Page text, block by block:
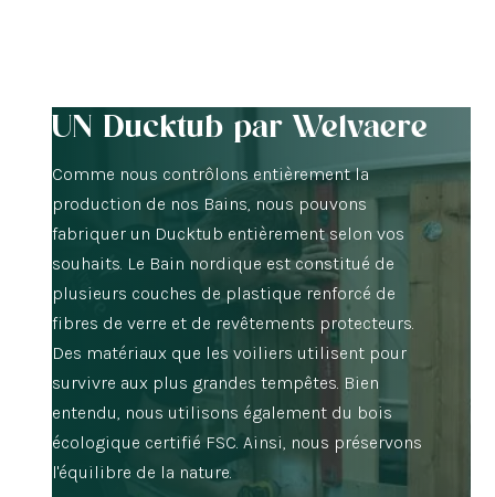
UN Ducktub par Welvaere
Comme nous contrôlons entièrement la
production de nos Bains, nous pouvons
fabriquer un Ducktub entièrement selon vos
souhaits. Le Bain nordique est constitué de
plusieurs couches de plastique renforcé de
fibres de verre et de revêtements protecteurs.
Des matériaux que les voiliers utilisent pour
survivre aux plus grandes tempêtes. Bien
entendu, nous utilisons également du bois
écologique certifié FSC. Ainsi, nous préservons
l'équilibre de la nature.